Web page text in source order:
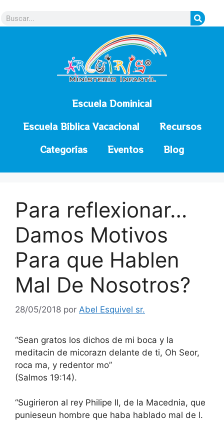
Escuela Dominical
Escuela Bíblica Vacacional
Recursos
Categorías
Eventos Blog
Para reflexionar…
Damos Motivos
Para que Hablen
Mal De Nosotros?
28/05/2018 por Abel Esquivel sr.
“Sean gratos los dichos de mi boca y la
meditacin de micorazn delante de ti, Oh Seor,
roca ma, y redentor mo”
(Salmos 19:14).
“Sugirieron al rey Philipe II, de la Macednia, que
punieseun hombre que haba hablado mal de l.